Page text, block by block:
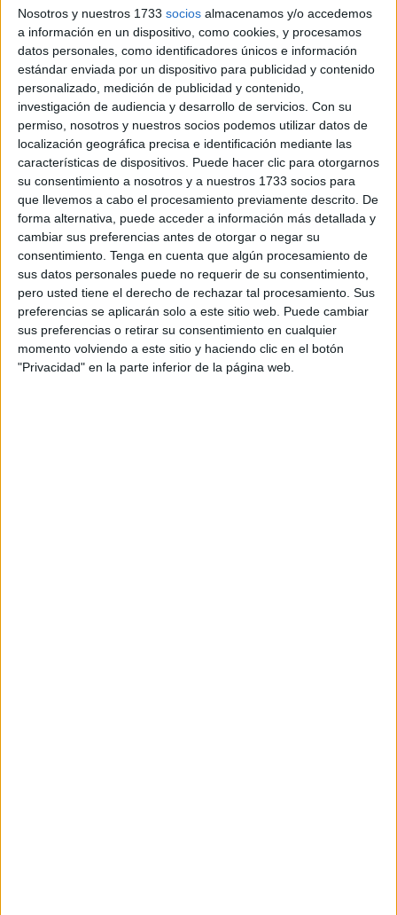
Nosotros y nuestros 1733 socios almacenamos y/o accedemos
a información en un dispositivo, como cookies, y procesamos
datos personales, como identificadores únicos e información
estándar enviada por un dispositivo para publicidad y contenido
personalizado, medición de publicidad y contenido,
investigación de audiencia y desarrollo de servicios. Con su
permiso, nosotros y nuestros socios podemos utilizar datos de
localización geográfica precisa e identificación mediante las
características de dispositivos. Puede hacer clic para otorgarnos
su consentimiento a nosotros y a nuestros 1733 socios para
que llevemos a cabo el procesamiento previamente descrito. De
forma alternativa, puede acceder a información más detallada y
cambiar sus preferencias antes de otorgar o negar su
consentimiento. Tenga en cuenta que algún procesamiento de
sus datos personales puede no requerir de su consentimiento,
pero usted tiene el derecho de rechazar tal procesamiento. Sus
preferencias se aplicarán solo a este sitio web. Puede cambiar
sus preferencias o retirar su consentimiento en cualquier
momento volviendo a este sitio y haciendo clic en el botón
"Privacidad" en la parte inferior de la página web.
Laselección sub-20 de Marruecosvenció este domingo
a la deEstados Unidos (EEUU) por 1-3y se clasificó
para las semifinales del Mundial juvenil defútbolque
transcurre en Chile.
Francia gana a Noruega con doblete de Bouabre (1-2) y se
las verá con los Leones del Atlas en las semifinales
Abrió el marcador Fouad Zahouani en el minuto 31,
empató Cole Campbell de penalti en el sexto minuto
añadido al primer tiempo y en el segundo tiempo el mano
a mano se decantó con el gol en meta propia de Joshua
Wynder (m. 67) y el tanto de Gessime Yassine (m.87).
La selección marroquí iguala así su mejor resultado en
este torneo, cuarto puesto en 2005.